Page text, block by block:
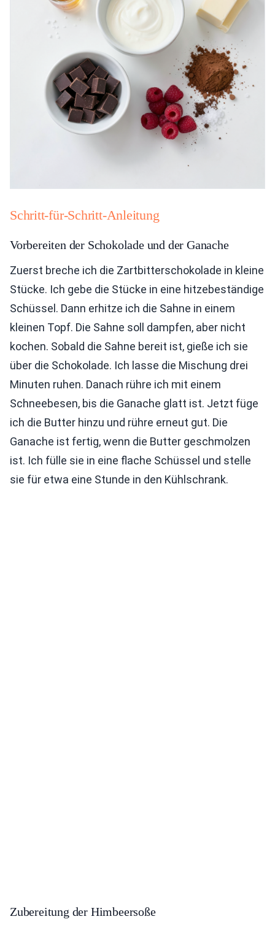
Schritt-für-Schritt-Anleitung
Vorbereiten der Schokolade und der Ganache
Zuerst breche ich die Zartbitterschokolade in kleine
Stücke. Ich gebe die Stücke in eine hitzebeständige
Schüssel. Dann erhitze ich die Sahne in einem
kleinen Topf. Die Sahne soll dampfen, aber nicht
kochen. Sobald die Sahne bereit ist, gieße ich sie
über die Schokolade. Ich lasse die Mischung drei
Minuten ruhen. Danach rühre ich mit einem
Schneebesen, bis die Ganache glatt ist. Jetzt füge
ich die Butter hinzu und rühre erneut gut. Die
Ganache ist fertig, wenn die Butter geschmolzen
ist. Ich fülle sie in eine flache Schüssel und stelle
sie für etwa eine Stunde in den Kühlschrank.
Zubereitung der Himbeersoße